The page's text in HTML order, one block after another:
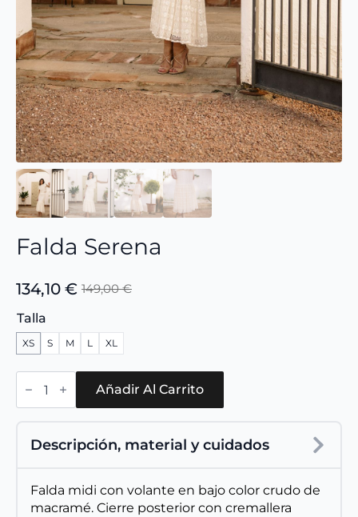
Falda Serena
149,00€
El
precio
original
era:
149,00 €.
134,10 €
El
precio
actual
es:
134,10 €.
Talla
XS S M L XL
Falda
Serena
Añadir Al Carrito
Descripción, material y cuidados
Falda midi con volante en bajo color crudo de
macramé. Cierre posterior con cremallera